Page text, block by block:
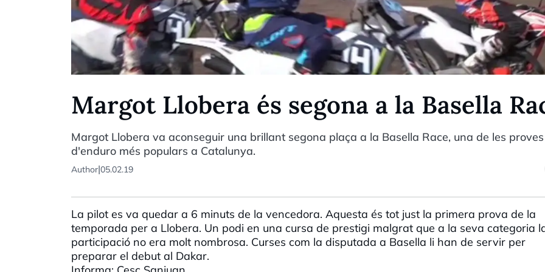
Margot Llobera és segona a la Basella
Margot Llobera va aconseguir una brillant segona plaça a la Basella Race, una de les proves
d'enduro més populars a Catalunya.
Author|05.02.19
La pilot es va quedar a 6 minuts de la vencedora. Aquesta és tot just la primera prova de la
temporada per a Llobera. Un podi en una cursa de prestigi malgrat que a la seva categoria
participació no era molt nombrosa. Curses com la disputada a Basella li han de servir per
preparar el debut al Dakar.